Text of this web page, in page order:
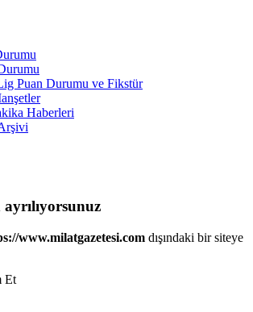
Puan Durumu ve Fikstür
Haberleri
www.milatgazetesi.com dışındaki bir siteye
Et